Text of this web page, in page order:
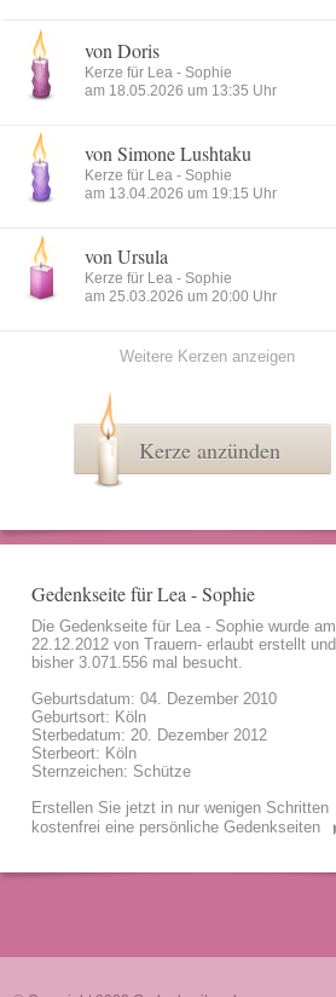
von Doris
Kerze für Lea - Sophie
am 18.05.2026 um 13:35 Uhr
von Simone Lushtaku
Kerze für Lea - Sophie
am 13.04.2026 um 19:15 Uhr
von Ursula
Kerze für Lea - Sophie
am 25.03.2026 um 20:00 Uhr
Weitere Kerzen anzeigen
Kerze anzünden
Gedenkseite für Lea - Sophie
Die Gedenkseite für Lea - Sophie wurde am
22.12.2012 von Trauern- erlaubt erstellt und
bisher 3.071.556 mal besucht.
Geburtsdatum: 04. Dezember 2010
Geburtsort: Köln
Sterbedatum: 20. Dezember 2012
Sterbeort: Köln
Sternzeichen: Schütze
Erstellen Sie jetzt in nur wenigen Schritten
kostenfrei eine persönliche Gedenkseiten